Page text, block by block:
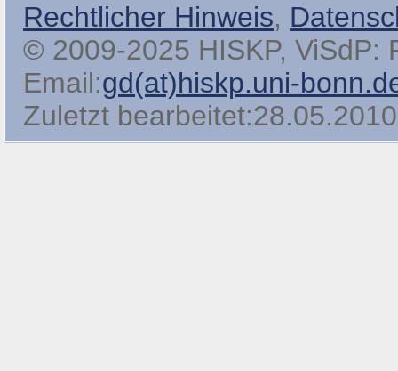
Rechtlicher Hinweis,
© 2009-2025 HISKP, ViSdP:
Email:gd(at)hiskp.uni-
Zuletzt